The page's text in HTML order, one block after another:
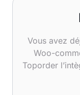
Vous avez
Woo-
Toporder